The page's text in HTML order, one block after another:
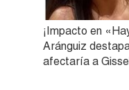
¡Impacto en
Aránguiz
afectaría a